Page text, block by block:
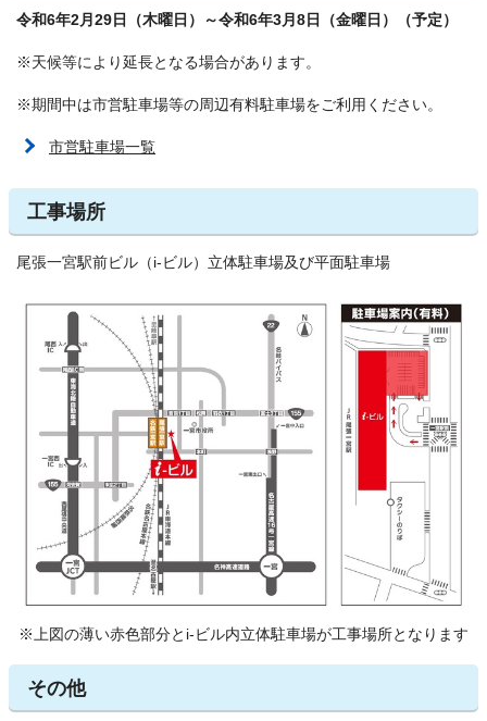
令和6年2月29日（木曜日）～令和6年3月8日（金曜日）（予定）
※天候等により延長となる場合があります。
※期間中は市営駐車場等の周辺有料駐車場をご利用ください。
市営駐車場一覧
工事場所
尾張一宮駅前ビル（i-ビル）立体駐車場及び平面駐車場
※上図の薄い赤色部分とi-ビル内立体駐車場が工事場所となります
その他